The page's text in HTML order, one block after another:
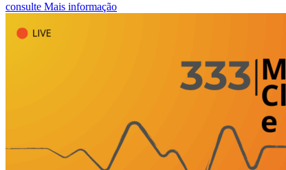
consulte Mais informação